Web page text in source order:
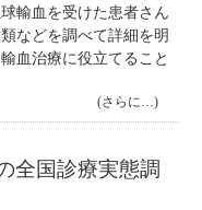
輸血を受けた患者さん
などを調べて詳細を明
血治療に役立てること
(さらに…)
全国診療実態調